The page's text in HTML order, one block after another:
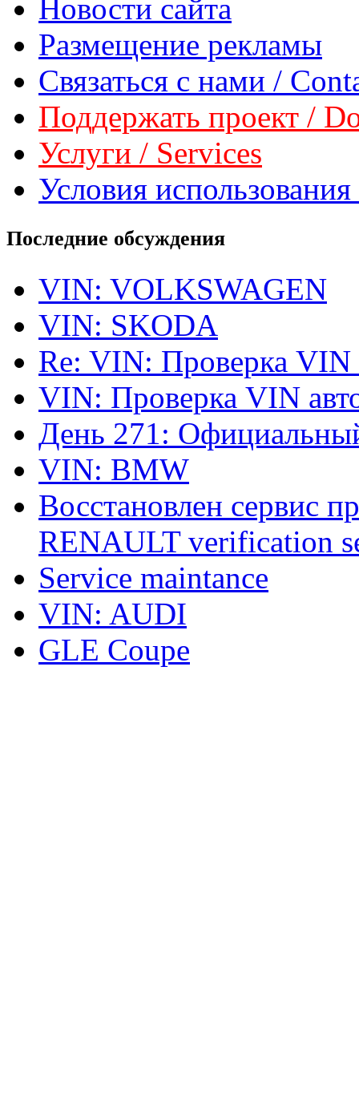
Новости сайта
Размещение рекламы
Связаться с нами /
Поддержать проект /
Услуги / Services
Условия
Последние обсуждения
VIN: VOLKSWAGEN
VIN: SKODA
Re: VIN: Проверка VIN
VIN: Проверка VIN
День 271:
VIN: BMW
Восстановлен сервис
RENAULT verification
Service maintance
VIN: AUDI
GLE Coupe